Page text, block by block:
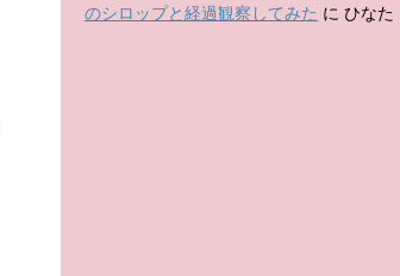
のシロップと経過観察してみた に ひなた